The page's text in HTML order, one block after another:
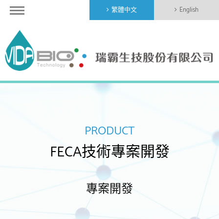
繁體中文 English
PRODUCT
FECA技術專案開發
專案開發